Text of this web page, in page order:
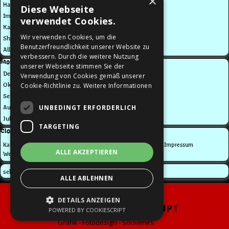
Halloween
Impressum
Kalender
Shop
Alle Kategorien
Block überspringen Monatliche Posts
Monatliche Posts
Dez 2016
Okt 2016
Sep 2016
Aug 2016
Jul 2016
Block überspringen Clouds
Clouds
Kalender Websites
Impressum
Weihnachten
Shop Halloween Souvenirs
Block überspringen
sehenswertes.SAARLAND
P-H-DESIGN®- PATRIC HAUPT
Grafik - Fotodesign - Souvenirs
Menü überspringen
Impressum Datenschutz
Diese Webseite
verwendet Cookies.
Wir verwenden Cookies, um die
Benutzerfreundlichkeit unserer Website zu
verbessern. Durch die weitere Nutzung
unserer Webseite stimmen Sie der
Verwendung von Cookies gemäß unserer
Cookie-Richtlinie zu. Weitere Informationen
UNBEDINGT ERFORDERLICH
TARGETING
ALLE AKZEPTIEREN
ALLE ABLEHNEN
DETAILS ANZEIGEN
POWERED BY COOKIESCRIPT